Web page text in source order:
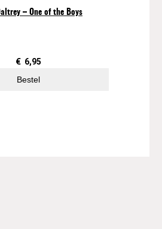
– One of the Boys
€ 6,95
Bestel